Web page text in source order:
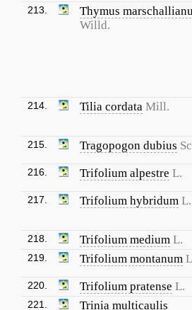
213.
Thymus
Willd.
214. Tilia cordata Mill.
215. Tragopogon dubius
216. Trifolium alpestre L.
217. Trifolium hybridum L.
218. Trifolium medium L.
219. Trifolium montanum
220. Trifolium pratense L.
221. Trinia multicaulis